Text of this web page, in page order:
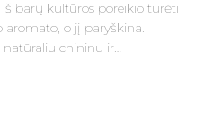
barų kultūros poreikio turėti
o jį paryškina.
chininu ir…